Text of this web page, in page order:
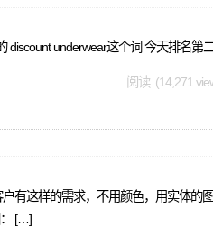
underwear这个词 今天排名第二
阅读 (14,271
有这样的需求，不用颜色，用实体的
： […]